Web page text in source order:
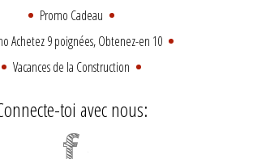
Promo Cadeau
Achetez 9 poignées, Obtenez-en 10
Vacances de la Construction
toi avec nous: